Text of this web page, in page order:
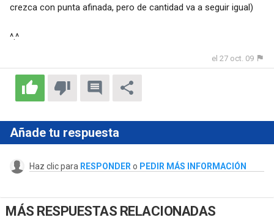
crezca con punta afinada, pero de cantidad va a seguir igual)
^.^
el 27 oct. 09
Añade tu respuesta
Haz clic para RESPONDER o PEDIR MÁS INFORMACIÓN
MÁS RESPUESTAS RELACIONADAS